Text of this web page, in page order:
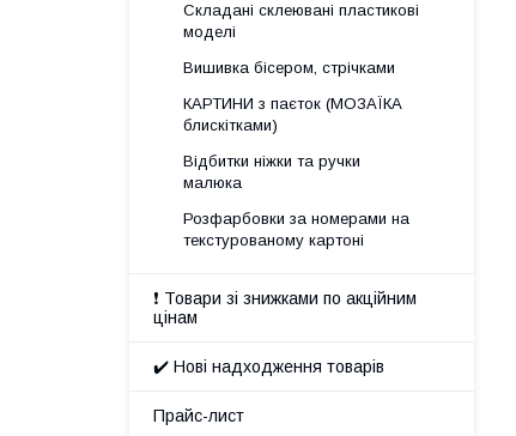
Складані склеювані пластикові
моделі
Вишивка бісером, стрічками
КАРТИНИ з паєток (МОЗАЇКА
блискітками)
Відбитки ніжки та ручки
малюка
Розфарбовки за номерами на
текстурованому картоні
❗ Товари зі знижками по акційним
цінам
✔️ Нові надходження товарів
Прайс-лист